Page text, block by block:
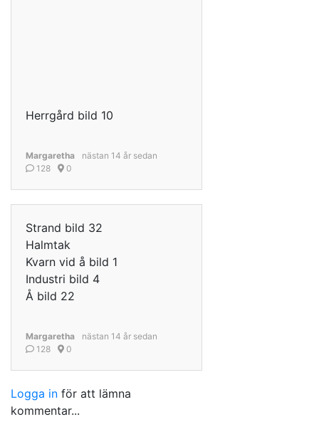
Herrgård bild 10
Margaretha
nästan 14 år sedan
128
0
Strand bild 32
Halmtak
Kvarn vid å bild 1
Industri bild 4
Å bild 22
Margaretha
nästan 14 år sedan
128
0
Logga in för att lämna
kommentar...